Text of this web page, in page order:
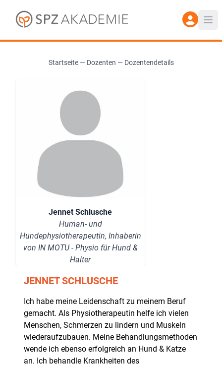
Startseite— Dozenten — Dozentendetails
Jennet Schlusche
Human- und
Hundephysiotherapeutin, Inhaberin
von IN MOTU - Physio für Hund &
Halter
JENNET SCHLUSCHE
Ich habe meine Leidenschaft zu meinem Beruf
gemacht. Als Physiotherapeutin helfe ich vielen
Menschen, Schmerzen zu lindern und Muskeln
wiederaufzubauen. Meine Behandlungsmethoden
wende ich ebenso erfolgreich an Hund & Katze
an. Ich behandle Krankheiten des